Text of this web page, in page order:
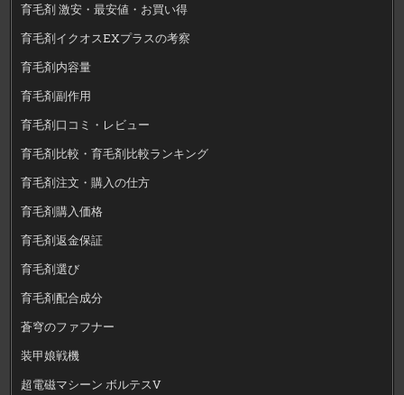
育毛剤 激安・最安値・お買い得
育毛剤イクオスEXプラスの考察
育毛剤内容量
育毛剤副作用
育毛剤口コミ・レビュー
育毛剤比較・育毛剤比較ランキング
育毛剤注文・購入の仕方
育毛剤購入価格
育毛剤返金保証
育毛剤選び
育毛剤配合成分
蒼穹のファフナー
装甲娘戦機
超電磁マシーン ボルテスV